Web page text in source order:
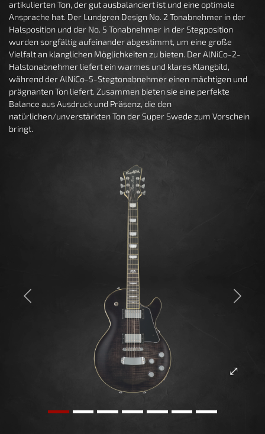
artikulierten Ton, der gut ausbalanciert ist und eine optimale
Ansprache hat. Der Lundgren Design No. 2 Tonabnehmer in der
Halsposition und der No. 5 Tonabnehmer in der Stegposition
wurden sorgfältig aufeinander abgestimmt, um eine große
Vielfalt an klanglichen Möglichkeiten zu bieten. Der AlNiCo-2-
Halstonabnehmer liefert ein warmes und klares Klangbild,
während der AlNiCo-5-Stegtonabnehmer einen mächtigen und
prägnanten Ton liefert. Zusammen bieten sie eine perfekte
Balance aus Ausdruck und Präsenz, die den
natürlichen/unverstärkten Ton der Super Swede zum Vorschein
bringt.
Previous Next